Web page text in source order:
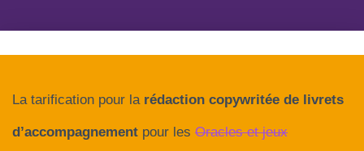
La tarification pour la rédaction copywritée de livrets
d’accompagnement pour les Oracles et jeux